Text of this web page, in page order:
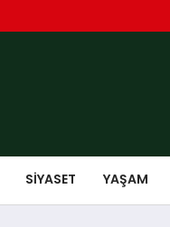
SIYASET YAŞAM